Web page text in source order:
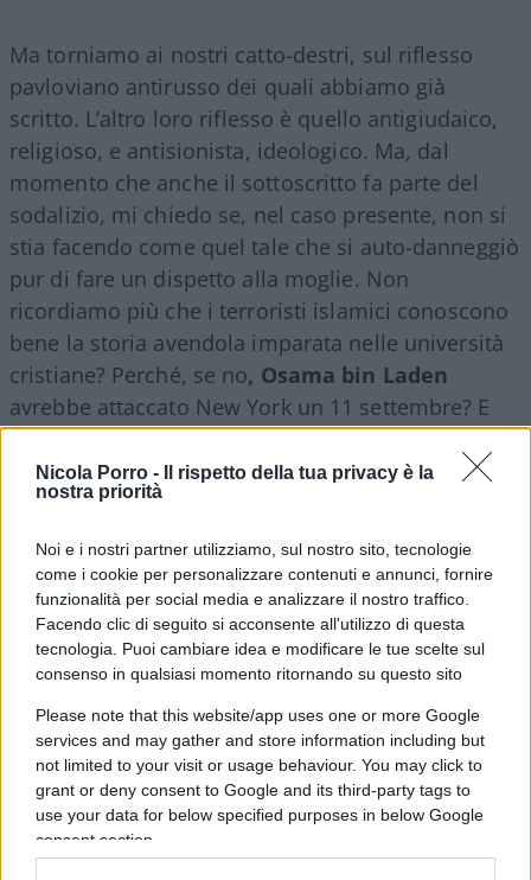
Nicola Porro -
Il rispetto della tua privacy è la
nostra priorità
Noi e i nostri partner utilizziamo, sul nostro sito, tecnologie
come i cookie per personalizzare contenuti e annunci, fornire
funzionalità per social media e analizzare il nostro traffico.
Facendo clic di seguito si acconsente all'utilizzo di questa
tecnologia. Puoi cambiare idea e modificare le tue scelte sul
consenso in qualsiasi momento ritornando su questo sito
Please note that this website/app uses one or more Google
services and may gather and store information including but
not limited to your visit or usage behaviour. You may click to
grant or deny consent to Google and its third-party tags to
use your data for below specified purposes in below Google
consent section.
Ma torniamo ai nostri catto-destri, sul riflesso
pavloviano antirusso dei quali abbiamo già
scritto. L’altro loro riflesso è quello antigiudaico,
religioso, e antisionista, ideologico. Ma, dal
momento che anche il sottoscritto fa parte del
sodalizio, mi chiedo se, nel caso presente, non si
stia facendo come quel tale che si auto-danneggiò
pur di fare un dispetto alla moglie. Non
ricordiamo più che i terroristi islamici conoscono
bene la storia avendola imparata nelle università
cristiane? Perché, se no, Osama bin Laden
avrebbe attaccato New York un 11 settembre? E
perché Hamas avrebbe fatto lo stesso un 7
ottobre con quelli che chiama non a caso
“crociati”? Lo sanno, certo, che tra gli ebrei e la
può dire dei fanatici islamisti tranne che siano
stupidi e disinformati.
Ora, un giro in Israele è istruttivo. Io ci sono stato
due volte, e per qualche tempo, una come
pellegrino e l’altra come invitato dall’istituto
culturale italiano. Ho visto cose –per citare il
Replicante di Blade Runner- che molti non
immaginano. Tel Aviv, capitale amministrativa ma